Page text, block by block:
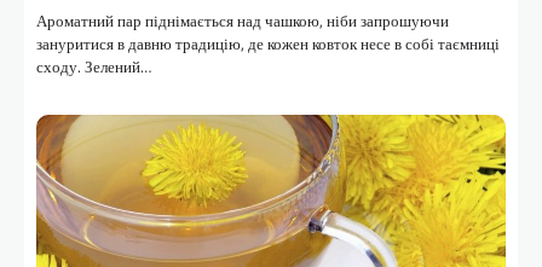
Ароматний пар піднімається над чашкою, ніби запрошуючи
зануритися в давню традицію, де кожен ковток несе в собі таємниці
сходу. Зелений…